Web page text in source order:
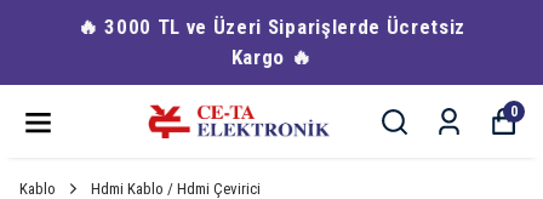
🔥 3000 TL ve Üzeri Siparişlerde Ücretsiz
Kargo 🔥
0
Kablo
Hdmi Kablo / Hdmi Çevirici